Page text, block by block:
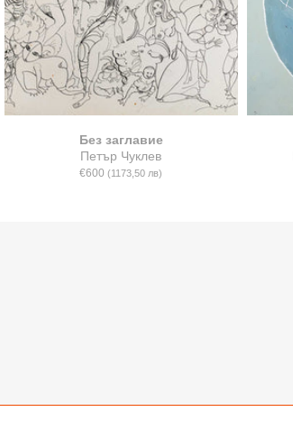
Без заглавие
Петър Чуклев
€600(1173,50 лв)